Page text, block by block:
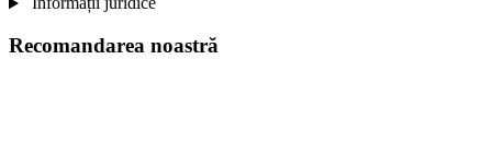
Recomandarea noastră